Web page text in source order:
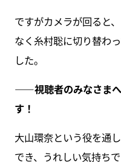
ですがカメラが回ると
なく糸村聡に切り替わ
した。
――視聴者のみなさま
す！
大山環奈という役を通
でき、うれしい気持ちで